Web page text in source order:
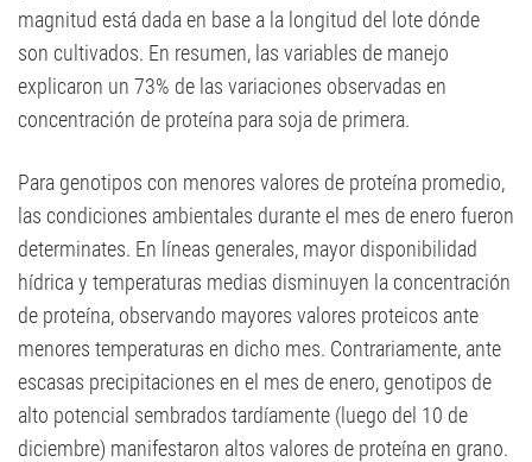
magnitud está dada en base a la longitud del lote dónde
son cultivados. En resumen, las variables de manejo
explicaron un 73% de las variaciones observadas en
concentración de proteína para soja de primera.
Para genotipos con menores valores de proteína promedio,
las condiciones ambientales durante el mes de enero fueron
determinates. En líneas generales, mayor disponibilidad
hídrica y temperaturas medias disminuyen la concentración
de proteína, observando mayores valores proteicos ante
menores temperaturas en dicho mes. Contrariamente, ante
escasas precipitaciones en el mes de enero, genotipos de
alto potencial sembrados tardíamente (luego del 10 de
diciembre) manifestaron altos valores de proteína en grano.